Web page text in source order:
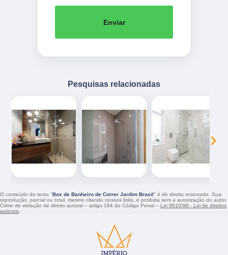
Enviar
Pesquisas relacionadas
‹ ›
O conteúdo do texto "Box de Banheiro de Correr Jardim Brasil" é de direito reservado. Sua
reprodução, parcial ou total, mesmo citando nossos links, é proibida sem a autorização do autor.
Crime de violação de direito autoral – artigo 184 do Código Penal – Lei 9610/98 - Lei de direitos
autorais